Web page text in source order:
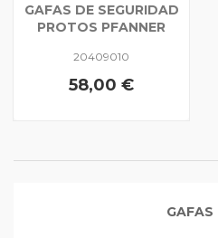
GAFAS DE SEGURIDAD
PROTOS PFANNER
20409010
58,00 €
GAFAS